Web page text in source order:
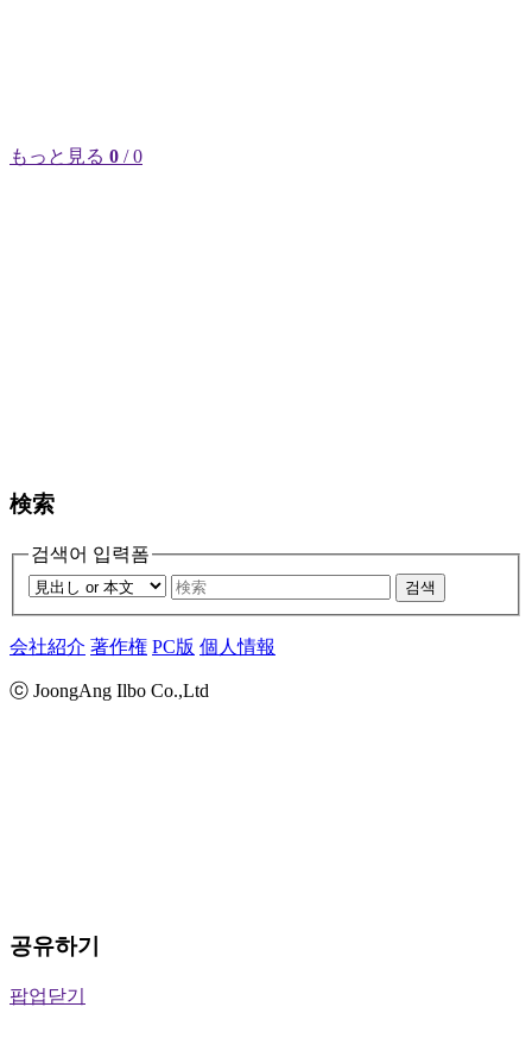
もっと見る 0 / 0
検索
검색어 입력폼
검색
会社紹介 著作権 PC版 個人情報
ⓒ JoongAng Ilbo Co.,Ltd
공유하기
팝업닫기